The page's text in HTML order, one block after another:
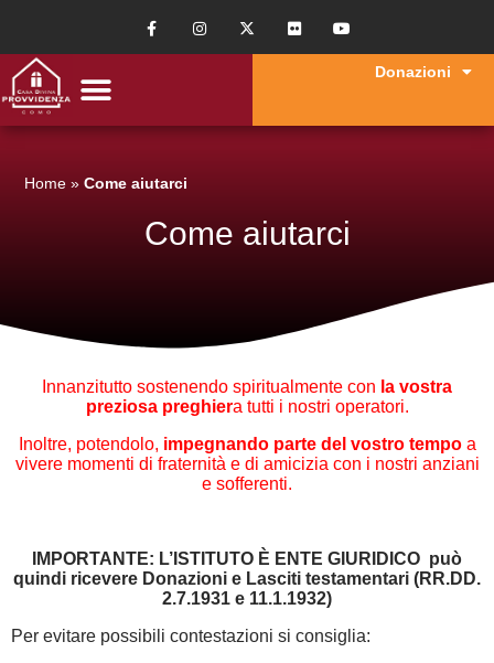
Donazioni
Home »Come aiutarci
Come aiutarci
Innanzitutto sostenendo spiritualmente con la vostra
preziosa preghiera tutti i nostri operatori.
Inoltre, potendolo, impegnando parte del vostro tempoa
vivere momenti di fraternità e di amicizia con i nostri anziani
e sofferenti.
IMPORTANTE: L’ISTITUTO È ENTE GIURIDICO può
quindi ricevere Donazioni e Lasciti testamentari (RR.DD.
2.7.1931 e 11.1.1932)
Per evitare possibili contestazioni si consiglia: